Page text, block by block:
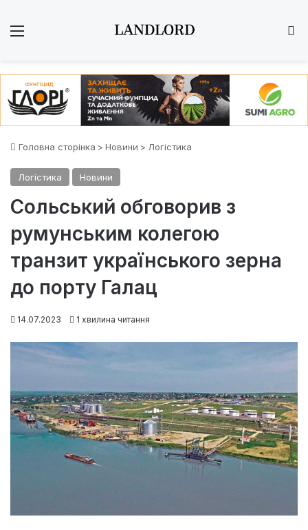
Головна сторінка > Новини > Логістика
Логістика Новини
Сольський обговорив з
румунським колегою
транзит українського зерна
до порту Галац
14.07.2023 1 хвилина читання